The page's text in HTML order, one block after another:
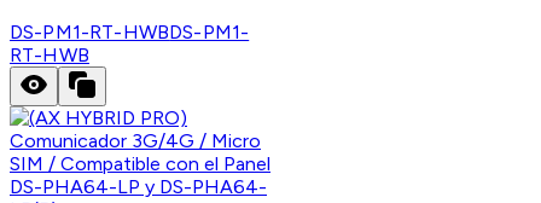
DS-PM1-RT-HWBDS-PM1-
RT-HWB